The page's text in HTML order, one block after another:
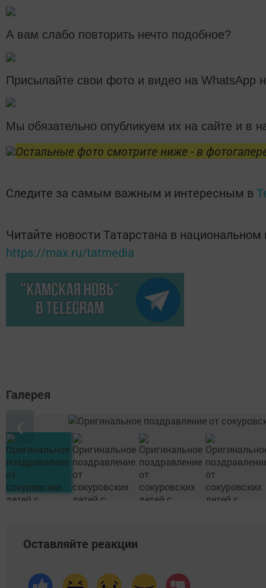
А вам слабо повторить нечто подобное?
Присылайте свои фото и видео на WhatsApp
Мы обязательно опубликуем их на сайте и в
Остальные фото смотрите ниже - в
Следите за самым важным и интересным в
Читайте новости Татарстана в
https://max.ru/tatmedia
Галерея
Оставляйте реакции